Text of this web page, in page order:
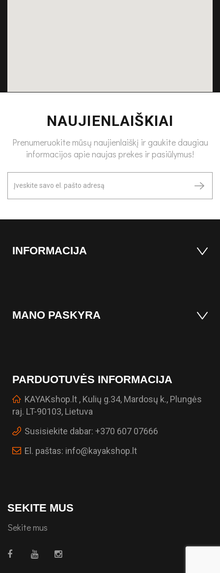
NAUJIENLAIŠKIAI
Prenumeruokite mūsų naujienlaiškį ir gaukite daugiau
informacijos apie naujas prekes ir pasiūlymus!
INFORMACIJA
MANO PASKYRA
PARDUOTUVĖS INFORMACIJA
KAYAKshop.lt , Kulių g.34, Mardosų k., Plungės
raj. LT-90103, Lietuva
Susisiekite dabar: +370 607 07666
El. paštas: info@kayakshop.lt
SEKITE MUS
Sekite mus